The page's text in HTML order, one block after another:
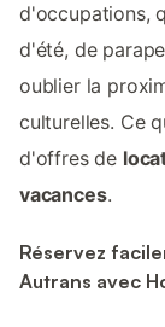
d'occupations,
d'été, de
oublier la
culturelles. Ce
d'offres de
vacances.
Réservez
Autrans avec